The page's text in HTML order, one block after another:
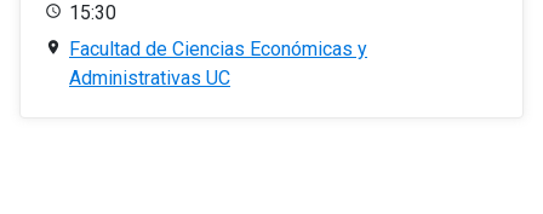
15:30
Facultad de Ciencias Económicas y
Administrativas UC